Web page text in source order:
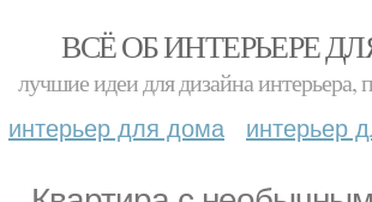
ВСЁ ОБ ИНТЕРЬЕРЕ
лучшие идеи для дизайна интерьера,
интерьер для дома интерьер